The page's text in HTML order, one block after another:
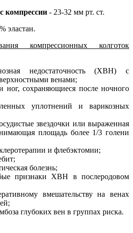
компрессии - 23-32 мм рт. ст.
эластан.
компрессионных колготок
недостаточность (ХВН) с
венами;
ног, сохраняющиеся после ночного
уплотнений и варикозных
звездочки или выраженная
площадь более 1/3 голени
и флебэктомии;
болезнь;
признаки ХВН в послеродовом
вмешательству на венах
глубоких вен в группах риска.